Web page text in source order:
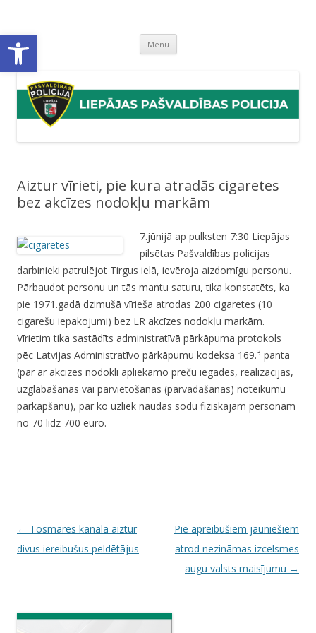
Open toolbar Menu Skip
content
Aiztur vīrieti, pie kura atradās cigaretes
bez akcīzes nodokļu markām
7.jūnijā ap pulksten 7:30 Liepājas
pilsētas Pašvaldības policijas
darbinieki patrulējot Tirgus ielā, ievēroja aizdomīgu personu.
Pārbaudot personu un tās mantu saturu, tika konstatēts, ka
pie 1971.gadā dzimušā vīrieša atrodas 200 cigaretes (10
cigarešu iepakojumi) bez LR akcīzes nodokļu markām.
Vīrietim tika sastādīts administratīvā pārkāpuma protokols
pēc Latvijas Administratīvo pārkāpumu kodeksa 169.3 panta
(par ar akcīzes nodokli apliekamo preču iegādes, realizācijas,
uzglabāšanas vai pārvietošanas (pārvadāšanas) noteikumu
pārkāpšanu), par ko uzliek naudas sodu fiziskajām personām
no 70 līdz 700 euro.
P
o
← Tosmares kanālā aiztur
divus iereibušus peldētājus
Pie apreibušiem jauniešiem
atrod nezināmas izcelsmes
augu valsts maisījumu →